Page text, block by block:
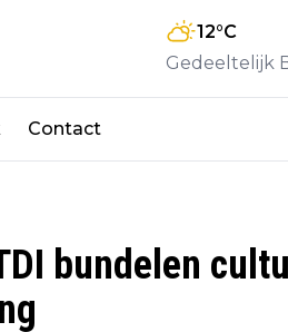
12°C
Gedeeltelijk
Contact
bundelen